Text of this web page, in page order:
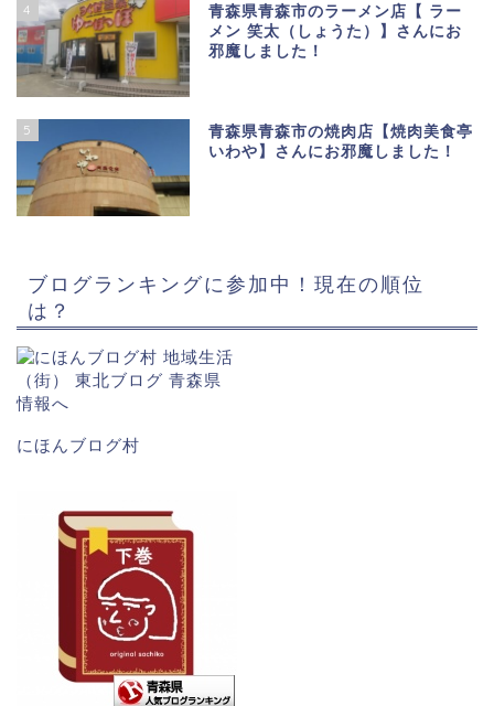
4
青森県青森市のラーメン店【 ラー
メン 笑太（しょうた）】さんにお
邪魔しました！
5
青森県青森市の焼肉店【焼肉美食亭
いわや】さんにお邪魔しました！
ブログランキングに参加中！現在の順位
は？
にほんブログ村